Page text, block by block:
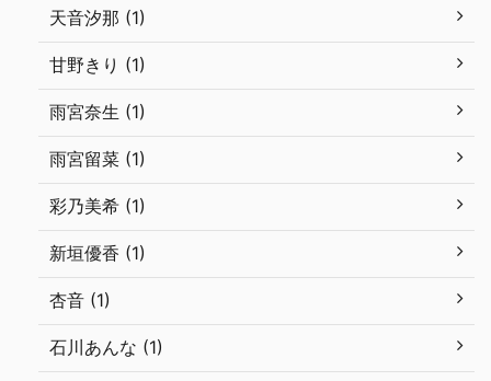
天音汐那 (1)
甘野きり (1)
雨宮奈生 (1)
雨宮留菜 (1)
彩乃美希 (1)
新垣優香 (1)
杏音 (1)
石川あんな (1)